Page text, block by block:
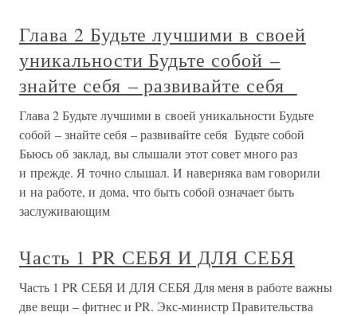
Глава 2 Будьте лучшими в своей
уникальности Будьте собой –
знайте себя – развивайте себя
Глава 2 Будьте лучшими в своей уникальности Будьте
собой – знайте себя – развивайте себя Будьте собой
Бьюсь об заклад, вы слышали этот совет много раз
и прежде. Я точно слышал. И наверняка вам говорили
и на работе, и дома, что быть собой означает быть
заслуживающим
Часть 1 PR СЕБЯ И ДЛЯ СЕБЯ
Часть 1 PR СЕБЯ И ДЛЯ СЕБЯ Для меня в работе важны
две вещи – фитнес и PR. Экс-министр Правительства